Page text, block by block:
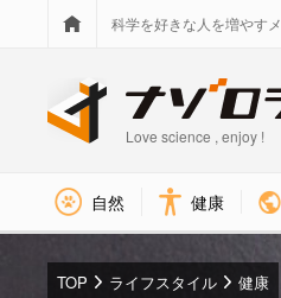
科学を好きな人を増やす
Love science , enjoy !
自然 健康
TOP ライフスタイル 健康